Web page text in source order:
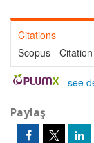
Citations
Scopus -
- see
Paylaş